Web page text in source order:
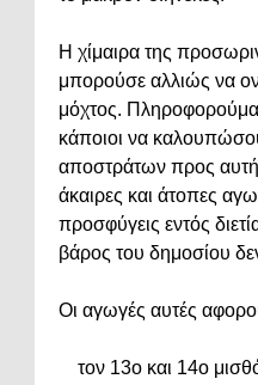
Η χίμαιρα της
μπορούσε αλλιώς να
μόχτος.
κάποιοι να
αποστράτων προς
άκαιρες και άτοπες
προσφύγεις εντός
βάρος του δημοσίου
Οι αγωγές αυτές
τον 13ο και 14ο